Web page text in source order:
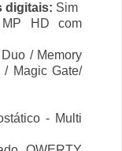
digitais: Sim
HD com
/ Memory
Magic Gate/
- Multi